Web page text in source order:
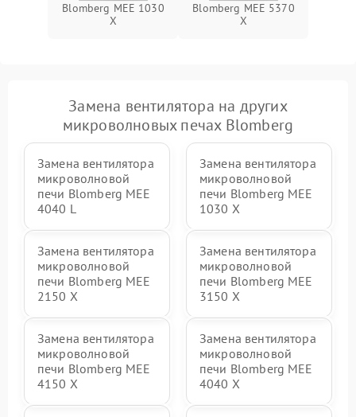
Blomberg MEE 1030
X
Blomberg MEE 5370
X
Замена вентилятора на других
микроволновых печах Blomberg
Замена вентилятора
микроволновой
печи Blomberg MEE
4040 L
Замена вентилятора
микроволновой
печи Blomberg MEE
1030 X
Замена вентилятора
микроволновой
печи Blomberg MEE
2150 X
Замена вентилятора
микроволновой
печи Blomberg MEE
3150 X
Замена вентилятора
микроволновой
печи Blomberg MEE
4150 X
Замена вентилятора
микроволновой
печи Blomberg MEE
4040 X